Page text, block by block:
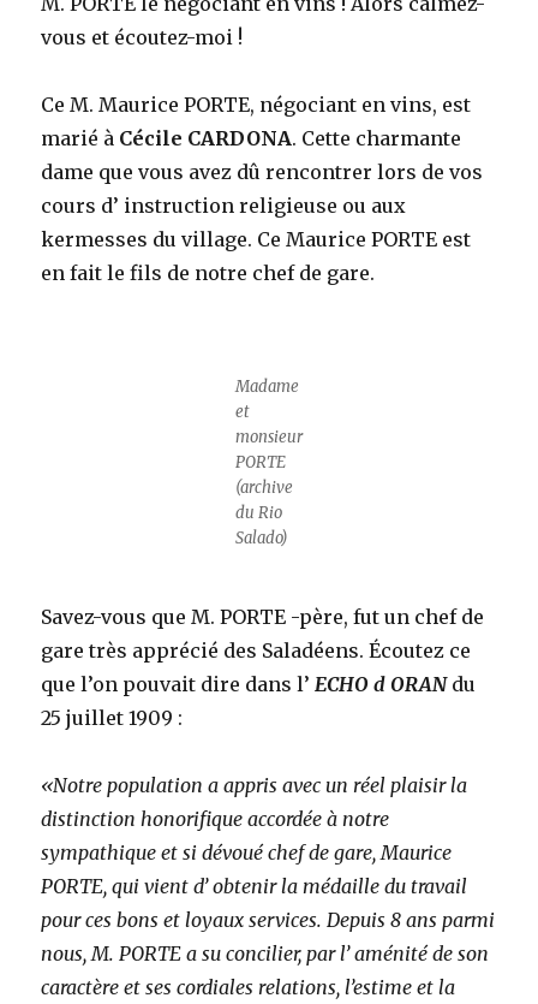
vous et écoutez-moi !
Ce M. Maurice PORTE, négociant en vins, est
marié à Cécile CARDONA. Cette charmante
dame que vous avez dû rencontrer lors de vos
cours d’ instruction religieuse ou aux
kermesses du village. Ce Maurice PORTE est
en fait le fils de notre chef de gare.
Madame
et
monsieur
PORTE
(archive
du Rio
Salado)
Savez-vous que M. PORTE -père, fut un chef de
gare très apprécié des Saladéens. Écoutez ce
que l’on pouvait dire dans l’ ECHO d ORANdu
25 juillet 1909 :
«Notre population a appris avec un réel plaisir la
distinction honorifique accordée à notre
sympathique et si dévoué chef de gare, Maurice
PORTE, qui vient d’ obtenir la médaille du travail
pour ces bons et loyaux services. Depuis 8 ans parmi
nous, M. PORTE a su concilier, par l’ aménité de son
caractère et ses cordiales relations, l’estime et la